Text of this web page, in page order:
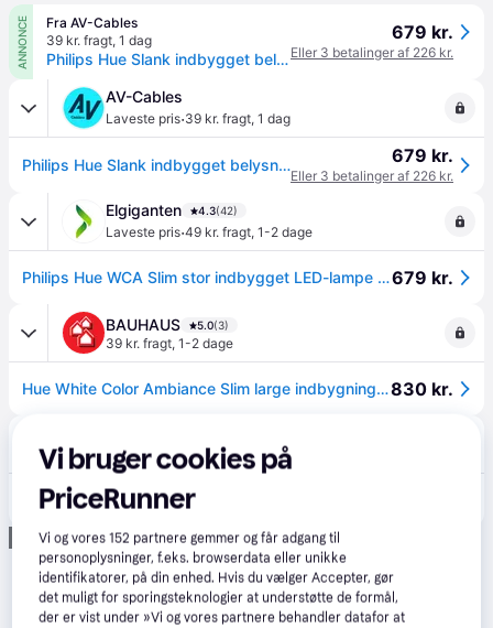
ANNONCE
Fra AV-Cables
39 kr. fragt, 1 dag
Philips Hue Slank indbygget belysning Ø170 mm - Hvid
679 kr.
Eller 3 betalinger af 226 kr.
AV-Cables
Laveste pris·39 kr. fragt, 1 dag
Philips Hue Slank indbygget belysning Ø170 mm - Hvid 679 kr.
Eller 3 betalinger af 226 kr.
Elgiganten 4.3(42)
Laveste pris·49 kr. fragt, 1-2 dage
Philips Hue WCA Slim stor indbygget LED-lampe (hvid)679 kr.
BAUHAUS 5.0(3)
39 kr. fragt, 1-2 dage
Hue White Color Ambiance Slim large indbygningspot hvid830 kr.
49 kr. fragt,5-8 dage
Annonce
Vi bruger cookies på
PriceRunner
Vi og vores152 partnere gemmer og får adgang til
personoplysninger, f.eks. browserdata eller unikke
identifikatorer, på din enhed. Hvis du vælger Accepter, gør
det muligt for sporingsteknologier at understøtte de formål,
der er vist under »Vi og vores partnere behandler datafor at